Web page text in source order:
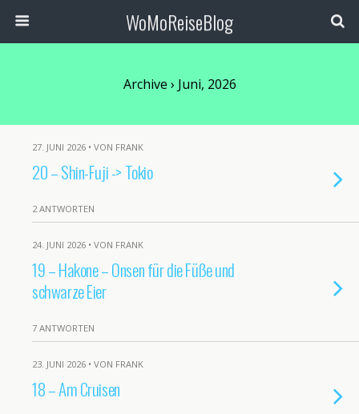
WoMoReiseBlog
Archive › Juni, 2026
27. JUNI 2026 • VON FRANK
20 – Shin-Fuji -> Tokio
2 ANTWORTEN
24. JUNI 2026 • VON FRANK
19 – Hakone – Onsen für die Füße und
schwarze Eier
7 ANTWORTEN
23. JUNI 2026 • VON FRANK
18 – Am Cruisen